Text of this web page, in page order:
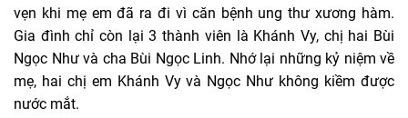
vẹn khi mẹ em đã ra đi vì căn bệnh ung thư xương hàm.
Gia đình chỉ còn lại 3 thành viên là Khánh Vy, chị hai Bùi
Ngọc Như và cha Bùi Ngọc Linh. Nhớ lại những kỷ niệm về
mẹ, hai chị em Khánh Vy và Ngọc Như không kiềm được
nước mắt.